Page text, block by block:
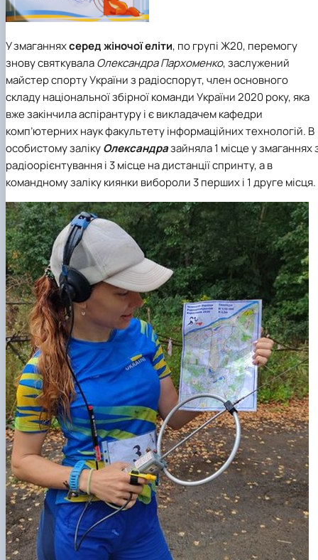
У змаганняхсеред жіночої еліти, по групі Ж20, перемогу
знову святкувалаОлександра Пархоменко, заслужений
майстер спорту України з радіоспорут,член основного
складу національної збірної команди України 2020 року,яка
вже закінчила аспірантуру і є викладачем кафедри
комп’ютерних наук факультету інформаційних технологій. В
особистому залікуОлександразайняла1 місцеу змаганнях
радіоорієнтування і 3 місцена дистанції спринту, а в
командному заліку киянки вибороли 3 перших і 1 друге місця.